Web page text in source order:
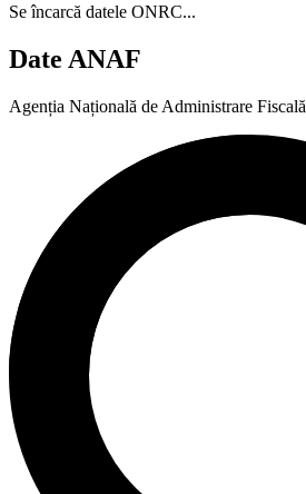
Se încarcă datele ONRC...
Date ANAF
Agenția Națională de Administrare Fiscală